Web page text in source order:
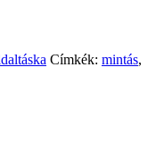
Címkék: mintás,